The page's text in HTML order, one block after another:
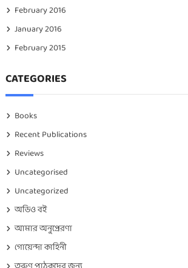
February 2016
January 2016
February 2015
CATEGORIES
Books
Recent Publications
Reviews
Uncategorised
Uncategorized
অডিও বই
আমার অনুপ্রেরণা
গোয়েন্দা কাহিনী